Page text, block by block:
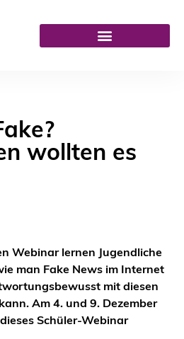
wollten es
Webinar lernen Jugendliche
man Fake News im Internet
mit diesen
Am 4. und 9. Dezember
Schüler-Webinar